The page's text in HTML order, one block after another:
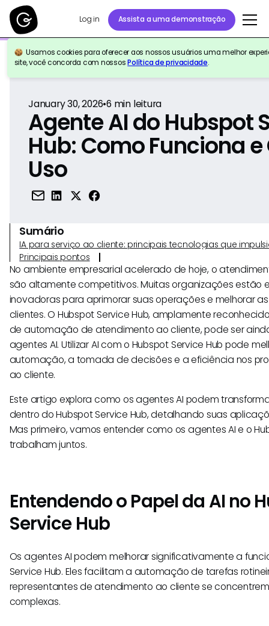
Log in Assista a uma demonstração
Usamos cookies para oferecer aos nossos usuários uma melhor
site, você concorda com nossosPolítica de privacidade.
Voltar para a referência
January 30, 2026•6 min leitura
Agente AI do Hubspot
Hub: Como Funciona
Uso
Sumário
IA para serviço ao cliente: principais tecnologias que
Principais pontos
No ambiente empresarial acelerado de hoje, o
são altamente competitivos. Muitas organizações estão
inovadoras para aprimorar suas operações e melhorar
clientes. O Hubspot Service Hub, amplamente
de automação de atendimento ao cliente, pode ser
agentes AI. Utilizar AI com o Hubspot Service Hub pode
automação, a tomada de decisões e a eficiência nos
ao cliente.
Este artigo explora como os agentes AI podem
dentro do Hubspot Service Hub, detalhando suas
Mas primeiro, vamos entender como os agentes AI e o
trabalham juntos.
Entendendo o Papel da AI no
Service Hub
Os agentes AI podem melhorar significativamente a
Service Hub. Eles facilitam a automação de tarefas
representantes de atendimento ao cliente se
complexas.